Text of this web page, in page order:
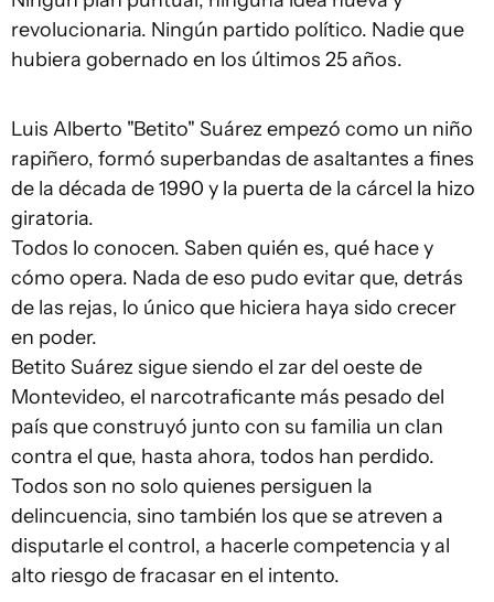
revolucionaria. Ningún partido político. Nadie que
hubiera gobernado en los últimos 25 años.
Luis Alberto "Betito" Suárez empezó como un niño
rapiñero, formó superbandas de asaltantes a fines
de la década de 1990 y la puerta de la cárcel la hizo
giratoria.
Todos lo conocen. Saben quién es, qué hace y
cómo opera. Nada de eso pudo evitar que, detrás
de las rejas, lo único que hiciera haya sido crecer
en poder.
Betito Suárez sigue siendo el zar del oeste de
Montevideo, el narcotraficante más pesado del
país que construyó junto con su familia un clan
contra el que, hasta ahora, todos han perdido.
Todos son no solo quienes persiguen la
delincuencia, sino también los que se atreven a
disputarle el control, a hacerle competencia y al
alto riesgo de fracasar en el intento.